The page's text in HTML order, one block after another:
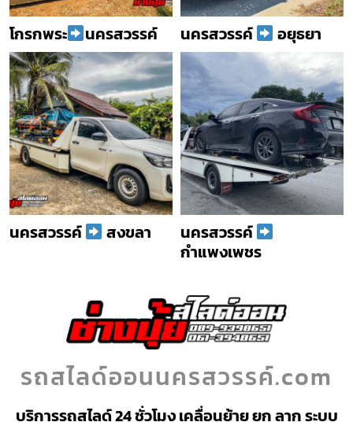
โกรกพระ นครสวรรค์ นครสวรรค์ อยุธยา
นครสวรรค์ สงขลา
นครสวรรค์
กำแพงเพชร
รถสไลด์ออนนครสวรรค์.com
บริการรถสไลด์ 24 ชั่วโมง เคลื่อนย้าย ยก ลาก ระบบ